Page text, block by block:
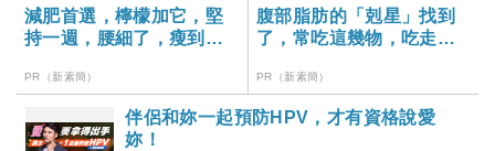
減肥首選，檸檬加它，堅
持一週，腰細了，瘦到你
PR（新素簡）
腹部脂肪的「剋星」找到
了，常吃這幾物，吃走大
PR（新素簡）
伴侶和妳一起預防HPV，才有資格說愛
妳！